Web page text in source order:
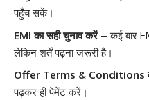
पहुँच सकें।
EMI का सही चुनाव करें– कई बार
लेकिन शर्तें पढ़ना जरूरी है।
Offer Terms & Conditions
पढ़कर ही पेमेंट करें।